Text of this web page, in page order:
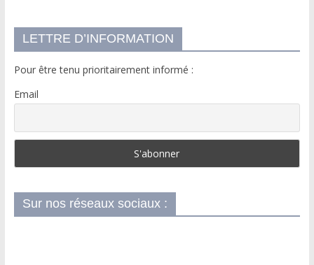
LETTRE D’INFORMATION
Pour être tenu prioritairement informé :
Email
Sur nos réseaux sociaux :